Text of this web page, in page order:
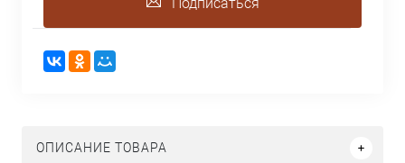
Подписаться
ОПИСАНИЕ ТОВАРА